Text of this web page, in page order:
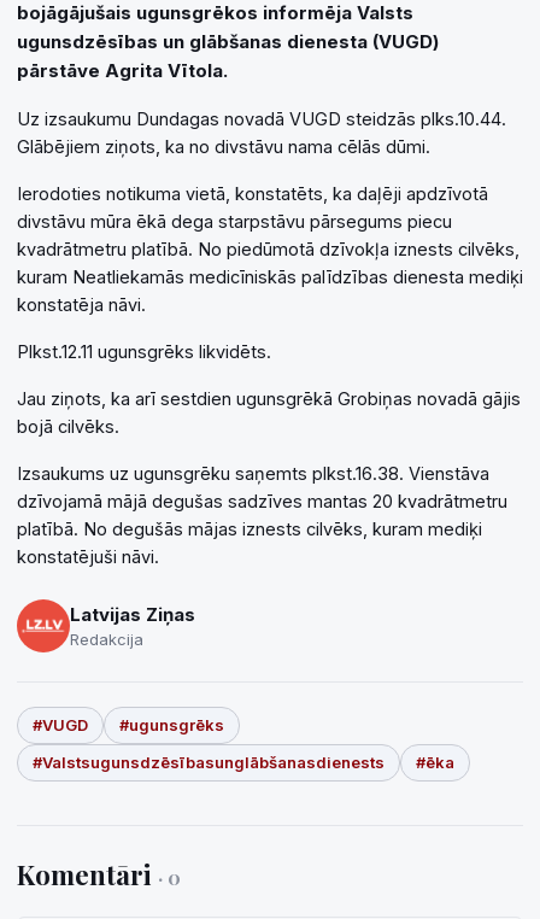
bojāgājušais ugunsgrēkos informēja Valsts
ugunsdzēsības un glābšanas dienesta (VUGD)
pārstāve Agrita Vītola.
Uz izsaukumu Dundagas novadā VUGD steidzās plks.10.44.
Glābējiem ziņots, ka no divstāvu nama cēlās dūmi.
Ierodoties notikuma vietā, konstatēts, ka daļēji apdzīvotā
divstāvu mūra ēkā dega starpstāvu pārsegums piecu
kvadrātmetru platībā. No piedūmotā dzīvokļa iznests cilvēks,
kuram Neatliekamās medicīniskās palīdzības dienesta mediķi
konstatēja nāvi.
Plkst.12.11 ugunsgrēks likvidēts.
Jau ziņots, ka arī sestdien ugunsgrēkā Grobiņas novadā gājis
bojā cilvēks.
Izsaukums uz ugunsgrēku saņemts plkst.16.38. Vienstāva
dzīvojamā mājā degušas sadzīves mantas 20 kvadrātmetru
platībā. No degušās mājas iznests cilvēks, kuram mediķi
konstatējuši nāvi.
Latvijas Ziņas
Redakcija
#VUGD
#ugunsgrēks
#Valstsugunsdzēsībasunglābšanasdienests
#ēka
Komentāri · 0